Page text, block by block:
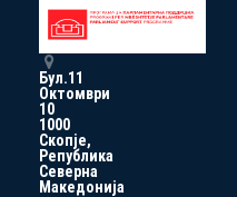
Бул.11
Октомври
10
1000
Скопје,
Република
Северна
Македонија